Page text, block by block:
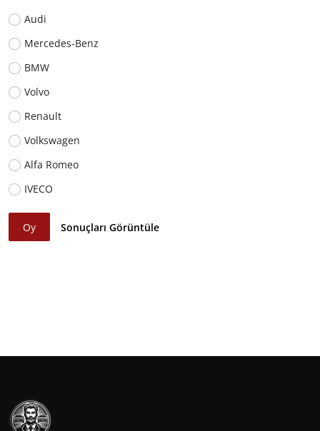
Audi
Mercedes-Benz
BMW
Volvo
Renault
Volkswagen
Alfa Romeo
IVECO
Oy Sonuçları Görüntüle